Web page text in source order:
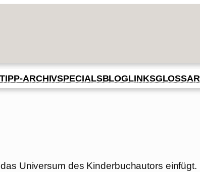
TIPP-ARCHIVSPECIALSBLOGLINKSGLOSSAR
Universum des Kinderbuchautors einfügt.